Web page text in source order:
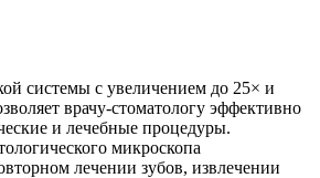
системы с увеличением до 25× и
врачу-стоматологу эффективно
и лечебные процедуры.
микроскопа
лечении зубов, извлечении